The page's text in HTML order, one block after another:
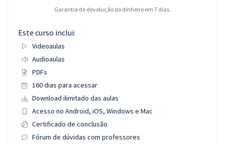
Garantia de devolução do dinheiro em 7 dias.
Este curso inclui:
Videoaulas
Audioaulas
PDFs
160 dias para acessar
Download ilimitado das aulas
Acesso no Android, iOS, Windows e Mac
Certificado de conclusão
Fórum de dúvidas com professores